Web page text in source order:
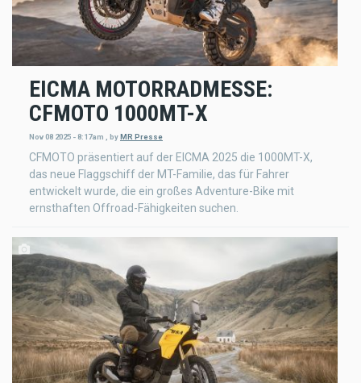
EICMA MOTORRADMESSE:
CFMOTO 1000MT-X
Nov 08 2025 - 8:17am , by MR Presse
CFMOTO präsentiert auf der EICMA 2025 die 1000MT-X,
das neue Flaggschiff der MT-Familie, das für Fahrer
entwickelt wurde, die ein großes Adventure-Bike mit
ernsthaften Offroad-Fähigkeiten suchen.